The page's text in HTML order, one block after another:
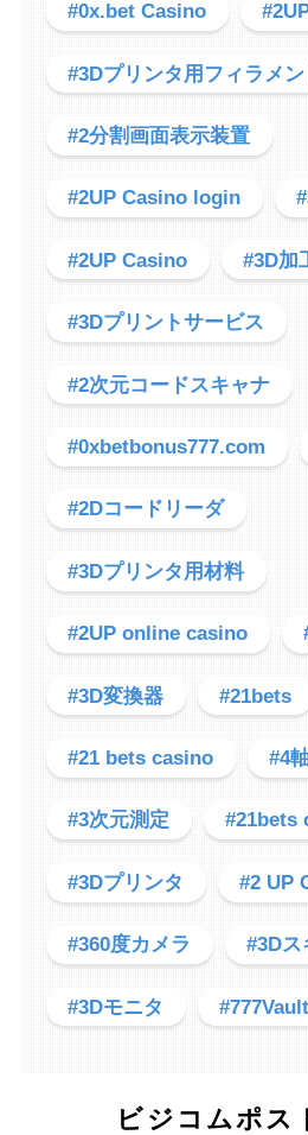
#0x.bet Casino
#3Dプリンタ用フィラメン
#2分割画面表示装置
#2UP Casino login
#2UP Casino #3D加
#3Dプリントサービス
#2次元コードスキャナ
#0xbetbonus777.com
#2Dコードリーダ
#3Dプリンタ用材料
#2UP online casino
#3D変換器 #21bets
#21 bets casino #4
#3次元測定 #21bets
#3Dプリンタ #2 UP
#360度カメラ #3Dス
#3Dモニタ #777Vault
ビジコムポス